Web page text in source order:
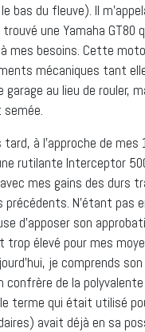
bas du fleuve). Il
trouvé une Yamaha GT80
mes besoins. Cette
mécaniques tant
garage au lieu de rouler,
à l’approche de mes
rutilante Interceptor
mes gains des durs
N’étant pas
d’apposer son
élevé pour mes
je comprends
confrère de la
terme qui était utilisé
avait déjà en sa